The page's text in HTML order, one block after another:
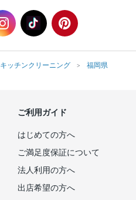
キッチンクリーニング
福岡県
ご利用ガイド
はじめての方へ
ご満足度保証について
法人利用の方へ
出店希望の方へ